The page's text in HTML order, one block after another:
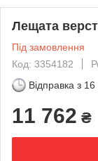
Лещата
Під замовлення
Код: 3354182
Відправка з 16
11 762 ₴